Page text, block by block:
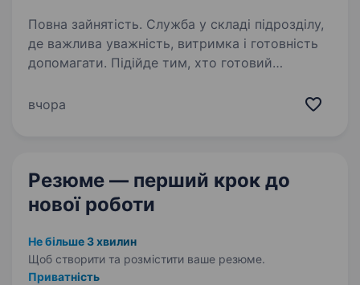
Повна зайнятість. Служба у складі підрозділу,
де важлива уважність, витримка і готовність
допомагати. Підійде тим, хто готовий
ставиться до своїх задач. 41 ОМБр запрошує
вчора
Резюме — перший крок до
нової роботи
Не більше 3 хвилин
Щоб створити та розмістити ваше резюме.
Приватність